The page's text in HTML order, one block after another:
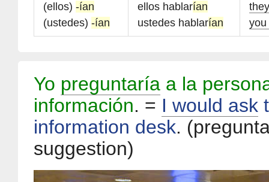
(ellos) -ían
(ustedes) -ían
ellos hablarían
ustedes hablarían
you
Yo preguntaría a la
información. = I would ask
information desk.
suggestion)